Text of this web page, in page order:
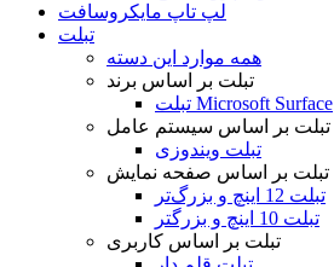
لپ تاپ مایکروسافت
تبلت
همه موارد این دسته
تبلت بر اساس برند
تبلت Microsoft Surface
تبلت بر اساس سیستم عامل
تبلت ویندوزی
تبلت بر اساس صفحه نمایش
تبلت 12 اینچ و بزرگ‌تر
تبلت 10 اینچ و بزرگتر
تبلت بر اساس کاربری